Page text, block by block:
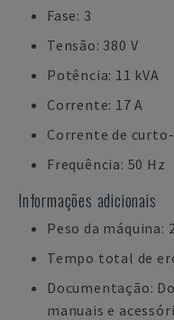
Fase: 3
Tensão: 380 V
Potência: 11 kVA
Corrente: 17 A
Corrente de
Frequência: 50 Hz
Informações adicionais
Peso da máquina:
Tempo total de
Documentação:
manuais e